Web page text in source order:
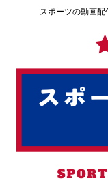
スポーツの動画